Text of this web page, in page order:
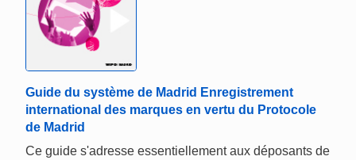
Guide du système de Madrid Enregistrement
international des marques en vertu du Protocole
de Madrid
Ce guide s'adresse essentiellement aux déposants de